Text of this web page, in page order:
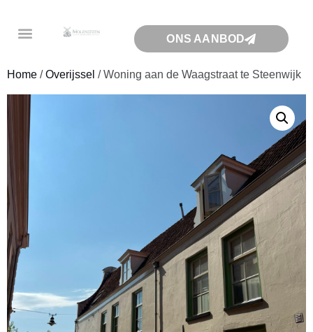
ONS AANBOD
Home /Overijssel / Woning aan de Waagstraat te Steenwijk